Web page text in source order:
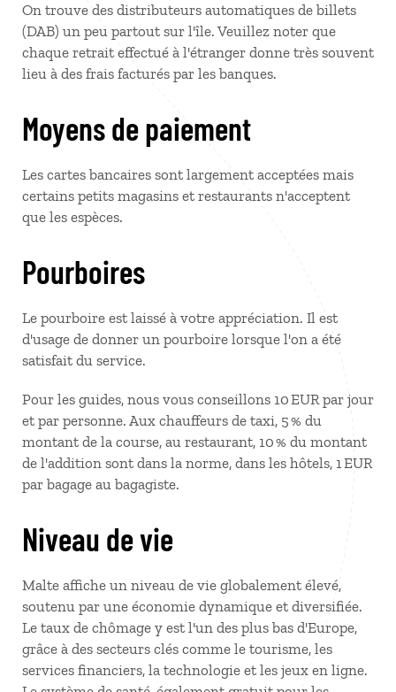
On trouve des distributeurs automatiques de billets
(DAB) un peu partout sur l'île. Veuillez noter que
chaque retrait effectué à l'étranger donne très souvent
lieu à des frais facturés par les banques.
Moyens de paiement
Les cartes bancaires sont largement acceptées mais
certains petits magasins et restaurants n'acceptent
que les espèces.
Pourboires
Le pourboire est laissé à votre appréciation. Il est
d'usage de donner un pourboire lorsque l'on a été
satisfait du service.
Pour les guides, nous vous conseillons 10 EUR par jour
et par personne. Aux chauffeurs de taxi, 5 % du
montant de la course, au restaurant, 10 % du montant
de l'addition sont dans la norme, dans les hôtels, 1 EUR
par bagage au bagagiste.
Niveau de vie
Malte affiche un niveau de vie globalement élevé,
soutenu par une économie dynamique et diversifiée.
Le taux de chômage y est l'un des plus bas d'Europe,
grâce à des secteurs clés comme le tourisme, les
services financiers, la technologie et les jeux en ligne.